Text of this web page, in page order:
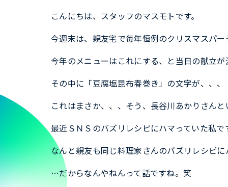
こんにちは、スタッフのマスモトです。
今週末は、親友宅で毎年恒例のクリスマスパー
今年のメニューはこれにする、と当日の献立
その中に「豆腐塩昆布春巻き」の文字が、、、
これはまさか、、、そう、長谷川あかりさん
最近ＳＮＳのバズリレシピにハマっていた私で
なんと親友も同じ料理家さんのバズリレシピ
…だからなんやねんって話ですね。笑